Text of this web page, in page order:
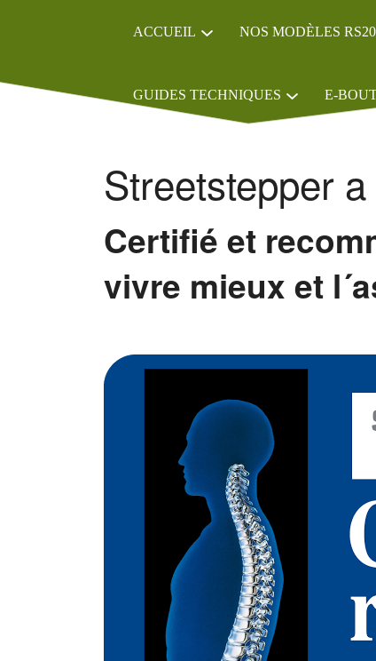
ACCUEIL NOS MODÈLES
GUIDES TECHNIQUES E-
Streetstepper
Certifié et
vivre mieux et